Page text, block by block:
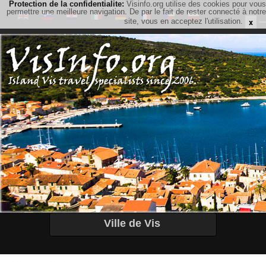
Protection de la confidentialite: Visinfo.org utilise des cookies pour vous
permettre une meilleure navigation. De par le fait de rester connecté à notre
site, vous en acceptez l'utilisation.
x
Ville de Vis